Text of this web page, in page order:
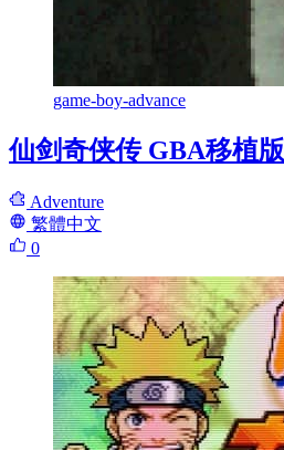
game-boy-advance
仙剑奇侠传 GBA移植版
Adventure
繁體中文
0